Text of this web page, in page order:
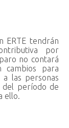
ERTE tendrán
por
no contará
cambios para
las personas
del período de
ello.